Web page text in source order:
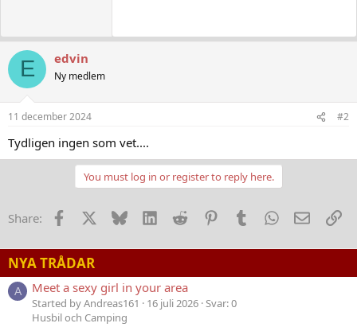
E edvin
Ny medlem
11 december 2024 #2
Tydligen ingen som vet....
You must log in or register to reply here.
Share: Facebook Bluesky LinkedInReddit PinterestTumblrWhatsApp
E-post
NYA TRÅDAR
A Meet a sexy girl in your area
Started by Andreas161 16 juli 2026 Svar: 0
Husbil och Camping